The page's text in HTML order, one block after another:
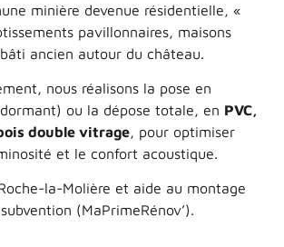
minière devenue résidentielle, «
pavillonnaires, maisons
ancien autour du château.
nous réalisons la pose en
ou la dépose totale, en PVC,
double vitrage, pour optimiser
et le confort acoustique.
la-Molière et aide au montage
(MaPrimeRénov’).